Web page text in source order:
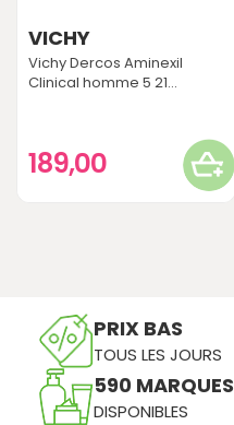
VICHY
Vichy Dercos Aminexil
Clinical homme 5 21...
189,00
PRIX BAS
TOUS LES JOURS
590 MARQUES
DISPONIBLES